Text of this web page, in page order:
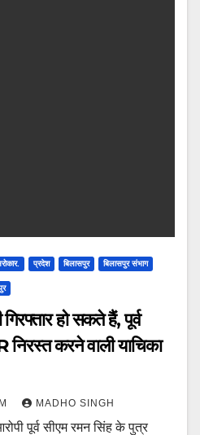
प्रदेश बिलासपुर बिलासपुर संभाग
हो सकते हैं, पूर्व
करने वाली याचिका
MADHO SINGH
पूर्व सीएम रमन सिंह के पुत्र